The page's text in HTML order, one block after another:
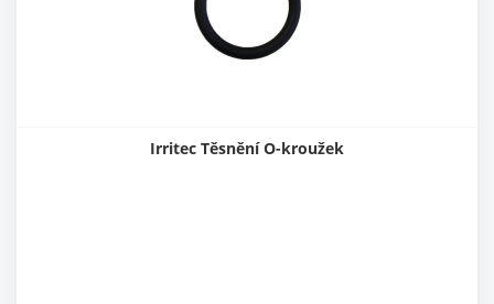
Irritec Těsnění O-kroužek